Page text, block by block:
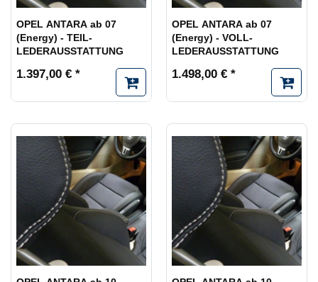
OPEL ANTARA ab 07
(Energy) - TEIL-
LEDERAUSSTATTUNG
1.397,00 € *
OPEL ANTARA ab 07
(Energy) - VOLL-
LEDERAUSSTATTUNG
1.498,00 € *